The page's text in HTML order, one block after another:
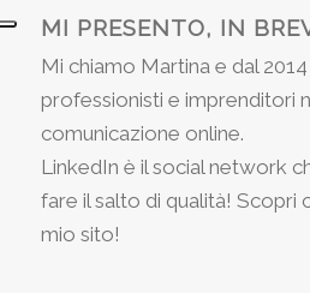
MI PRESENTO, IN
Mi chiamo Martina e dal
professionisti e imprenditori
comunicazione online.
LinkedIn è il social network
fare il salto di qualità! Scopri
mio sito!